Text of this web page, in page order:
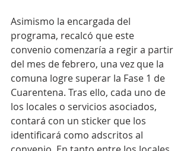
Asimismo la encargada del
programa, recalcó que este
convenio comenzaría a regir a partir
del mes de febrero, una vez que la
comuna logre superar la Fase 1 de
Cuarentena. Tras ello, cada uno de
los locales o servicios asociados,
contará con un sticker que los
identificará como adscritos al